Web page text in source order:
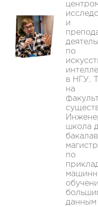
и
по
в НГУ.
на
школа
по
данным